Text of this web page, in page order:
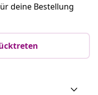
deine Bestellung